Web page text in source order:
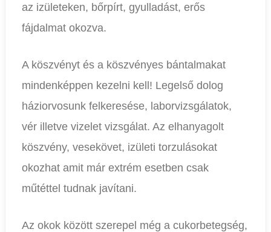
az izületeken, bőrpírt, gyulladást, erős
fájdalmat okozva.
A köszvényt és a köszvényes bántalmakat
mindenképpen kezelni kell! Legelső dolog
háziorvosunk felkeresése, laborvizsgálatok,
vér illetve vizelet vizsgálat. Az elhanyagolt
köszvény, vesekövet, izületi torzulásokat
okozhat amit már extrém esetben csak
műtéttel tudnak javítani.
Az okok között szerepel még a cukorbetegség,